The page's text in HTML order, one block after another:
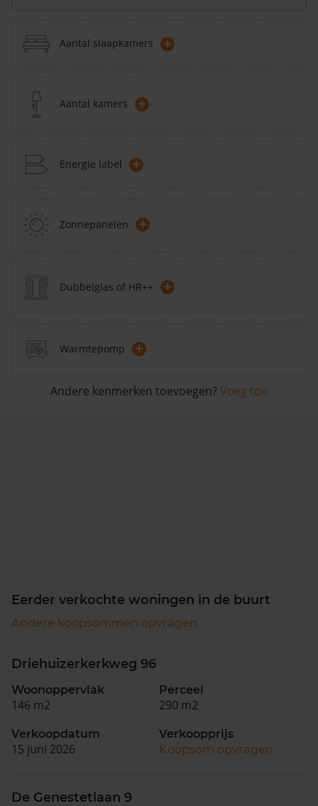
Aantal slaapkamers +
Aantal kamers +
Energie label +
Zonnepanelen +
Dubbelglas of HR++ +
Warmtepomp +
Andere kenmerken toevoegen? Voeg toe
Eerder verkochte woningen in de buurt
Andere koopsommen opvragen
Driehuizerkerkweg 96
Woonoppervlak
146 m2
Perceel
290 m2
Verkoopdatum
15 juni 2026
Verkoopprijs
Koopsom opvragen
De Genestetlaan 9